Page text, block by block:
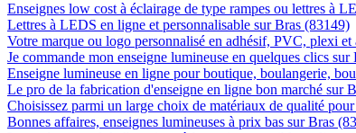
Enseignes low cost à éclairage de type rampes ou lettres à
Lettres à LEDS en ligne et personnalisable sur Bras (83149)
Votre marque ou logo personnalisé en adhésif, PVC, plexi
Je commande mon enseigne lumineuse en quelques clics sur
Enseigne lumineuse en ligne pour boutique, boulangerie,
Le pro de la fabrication d'enseigne en ligne bon marché sur
Choisissez parmi un large choix de matériaux de qualité
Bonnes affaires, enseignes lumineuses à prix bas sur Bras